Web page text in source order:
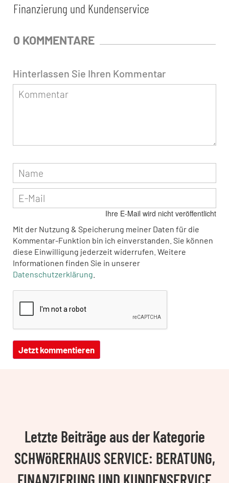
Finanzierung und Kundenservice
0 KOMMENTARE
Hinterlassen Sie Ihren Kommentar
Ihre E-Mail wird nicht veröffentlicht
Mit der Nutzung & Speicherung meiner Daten für die
Kommentar-Funktion bin ich einverstanden. Sie können
diese Einwilligung jederzeit widerrufen. Weitere
Informationen finden Sie in unserer
Datenschutzerklärung
Letzte Beiträge aus der Kategorie
SCHWöRERHAUS SERVICE: BERATUNG,
FINANZIERUNG UND KUNDENSERVICE